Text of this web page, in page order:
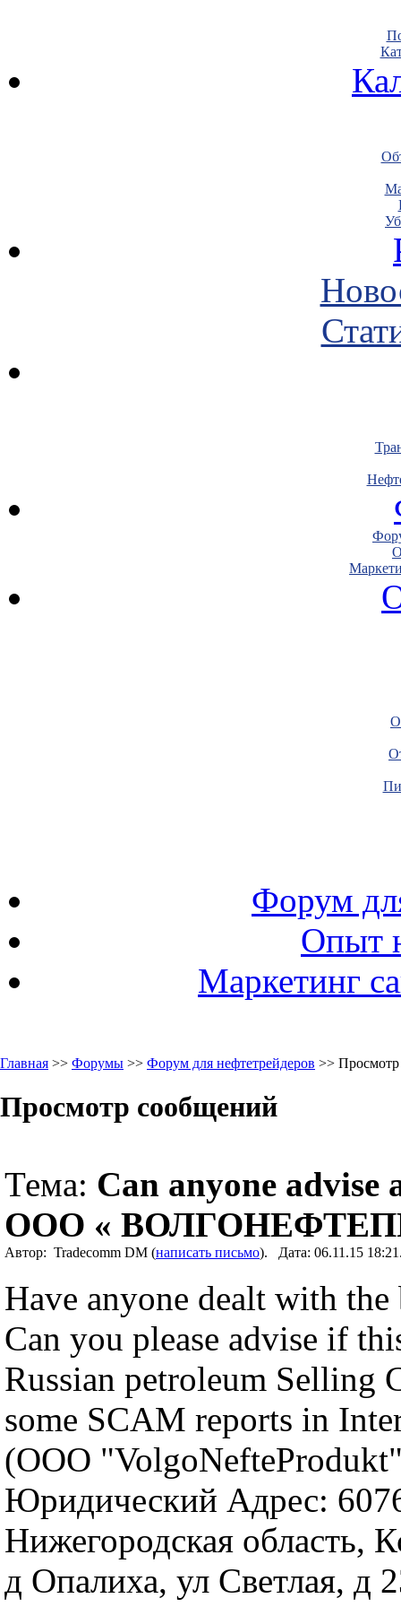
Форум
Опыт
Маркетинг
Главная >> Форумы >> Форум для нефтетрейдеров >>
Просмотр сообщений
Тема: Can anyone advise
ООО «
Автор: Tradecomm DM (написать письмо). Дата: 06.11.15
Have anyone dealt with
Can you please advise if
Russian petroleum Selling
some SCAM reports in
(OOO
Юридический Адрес:
Нижегородская область,
д Опалиха, ул Светлая, д